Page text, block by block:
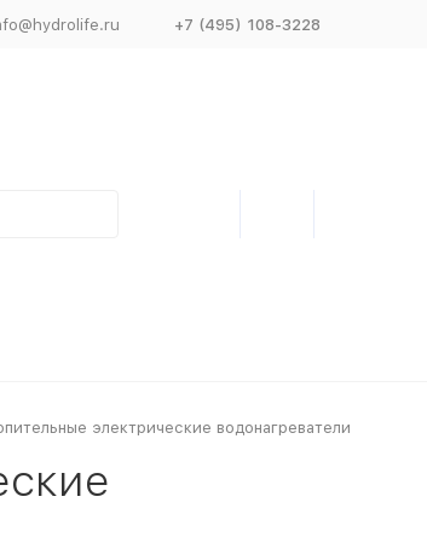
+7 (495) 108-3228
электрические водонагреватели